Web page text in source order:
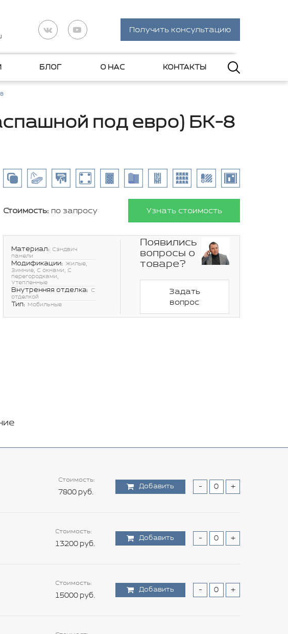
Получить консультацию
БЛОГ О НАС КОНТАКТЫ
под евро) БК-8
Стоимость: по запросу Узнать стоимость
Материал: Сэндвич
панели
Модификации: Жилые,
Зимние, С окнами, С
перегородками,
Утепленные
Внутренняя отделка: С
отделкой
Тип: Мобильные
Появились
вопросы о
товаре?
Задать
вопрос
Стоимость:
7800 руб.
Добавить - +
Стоимость:
13200 руб.
Добавить - +
Стоимость:
15000 руб.
Добавить - +